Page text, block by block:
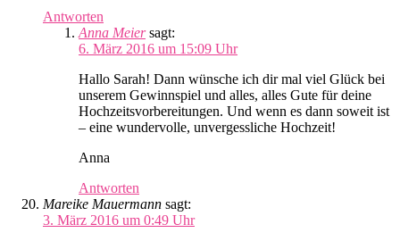
Antworten
Anna Meier sagt:
6. März 2016 um 15:09 Uhr
Hallo Sarah! Dann wünsche ich dir mal viel Glück bei
unserem Gewinnspiel und alles, alles Gute für deine
Hochzeitsvorbereitungen. Und wenn es dann soweit ist
– eine wundervolle, unvergessliche Hochzeit!
Anna
Antworten
Mareike Mauermann sagt:
3. März 2016 um 0:49 Uhr